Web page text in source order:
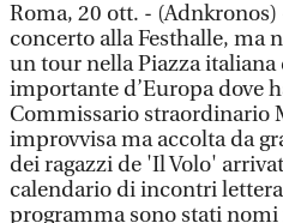
Roma, 20 ott. -
concerto alla Festhalle, ma
un tour nella Piazza
importante d’Europa dove
Commissario straordinario
improvvisa ma accolta da
dei ragazzi de 'Il Volo'
calendario di incontri
programma sono stati